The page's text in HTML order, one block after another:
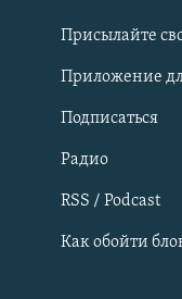
Українською
Qırımtatar
ПРИСОЕДИНЯЙТЕСЬ!
Присылайте
Приложение
Подписаться
Радио
RSS / Podcast
Как обойти